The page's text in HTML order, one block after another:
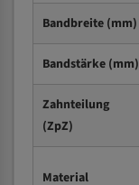
Bandbreite (mm)
Bandstärke (mm)
Zahnteilung
(ZpZ)
Material